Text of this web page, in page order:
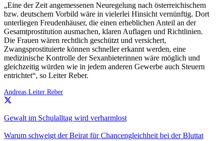
„Eine der Zeit angemessenen Neuregelung nach österreichischem
bzw. deutschem Vorbild wäre in vielerlei Hinsicht vernünftig. Dort
unterliegen Freudenhäuser, die einen erheblichen Anteil an der
Gesamtprostitution ausmachen, klaren Auflagen und Richtlinien.
Die Frauen wären rechtlich geschützt und versichert,
Zwangsprostituierte können schneller erkannt werden, eine
medizinische Kontrolle der Sexanbieterinnen wäre möglich und
gleichzeitig würden wie in jedem anderen Gewerbe auch Steuern
entrichtet“, so Leiter Reber.
Andreas Leiter Reber
Gewalt im Schulalltag wird verharmlost
Warum schweigt der Beirat für Chancengleichheit bei der Bluttat